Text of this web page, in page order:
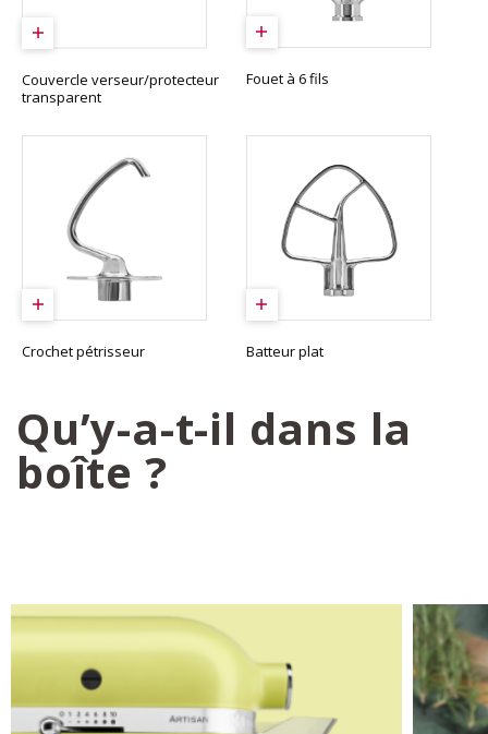
Couvercle verseur/protecteur
transparent
Fouet à 6 fils
Crochet pétrisseur Batteur plat
Qu’y-a-t-il dans la
boîte ?